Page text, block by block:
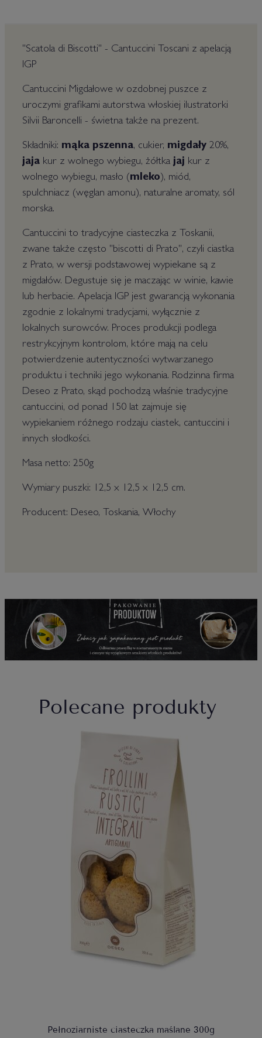
"Scatola di Biscotti" - Cantuccini Toscani z apelacją
IGP
Cantuccini Migdałowe w ozdobnej puszce z
uroczymi grafikami autorstwa włoskiej ilustratorki
Silvii Baroncelli - świetna także na prezent.
Składniki: mąka pszenna, cukier, migdały 20%,
jaja kur z wolnego wybiegu, żółtka jaj kur z
wolnego wybiegu, masło (mleko), miód,
spulchniacz (węglan amonu), naturalne aromaty, sól
morska.
Cantuccini to tradycyjne ciasteczka z Toskanii,
zwane także często "biscotti di Prato", czyli ciastka
z Prato, w wersji podstawowej wypiekane są z
migdałów. Degustuje się je maczając w winie, kawie
lub herbacie. Apelacja IGP jest gwarancją wykonania
zgodnie z lokalnymi tradycjami, wyłącznie z
lokalnych surowców. Proces produkcji podlega
restrykcyjnym kontrolom, które mają na celu
potwierdzenie autentyczności wytwarzanego
produktu i techniki jego wykonania. Rodzinna firma
Deseo z Prato, skąd pochodzą właśnie tradycyjne
cantuccini, od ponad 150 lat zajmuje się
wypiekaniem różnego rodzaju ciastek, cantuccini i
innych słodkości.
Masa netto: 250g
Wymiary puszki: 12,5 x 12,5 x 12,5 cm.
Producent: Deseo, Toskania, Włochy
Polecane produkty
Pełnoziarniste ciasteczka maślane 300g